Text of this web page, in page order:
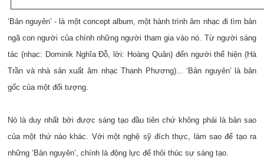
‘Bản nguyên’ - là một concept album, một hành trình âm nhạc đi tìm bản
ngã con người của chính những người tham gia vào nó. Từ người sáng
tác (nhạc: Dominik Nghĩa Đỗ, lời: Hoàng Quân) đến người thể hiện (Hà
Trần và nhà sản xuất âm nhạc Thanh Phương)... ‘Bản nguyên’ là bản
gốc của một đối tượng.
Nó là duy nhất bởi được sáng tạo đầu tiên chứ không phải là bản sao
của một thứ nào khác. Với một nghệ sỹ đích thực, làm sao để tạo ra
những ‘Bản nguyên’, chính là động lực để thôi thúc sự sáng tạo.